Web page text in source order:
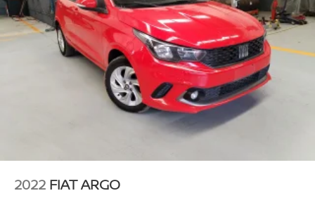
2022 FIAT ARGO